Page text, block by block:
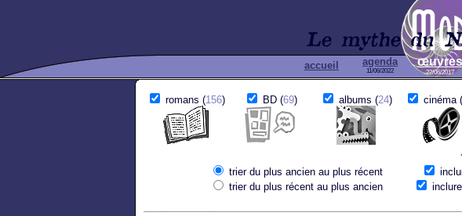
accueil agenda
11/06/2022
œuvres
22/06/2017
romans (156) BD (69) albums (24) cinéma (
trier du plus ancien au plus récent
trier du plus récent au plus ancien